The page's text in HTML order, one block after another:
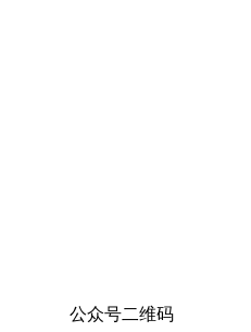
公众号二维码